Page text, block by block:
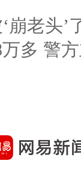
崩老头’
多 警